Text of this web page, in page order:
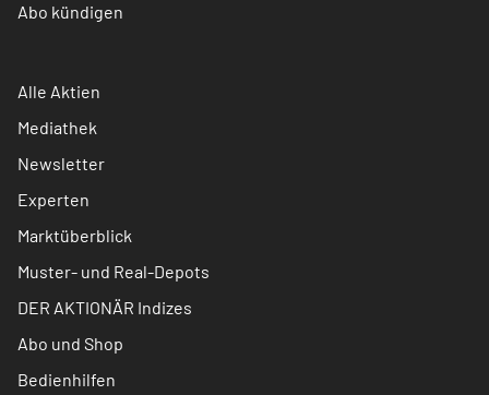
Abo kündigen
Alle Aktien
Mediathek
Newsletter
Experten
Marktüberblick
Muster- und Real-Depots
DER AKTIONÄR Indizes
Abo und Shop
Bedienhilfen